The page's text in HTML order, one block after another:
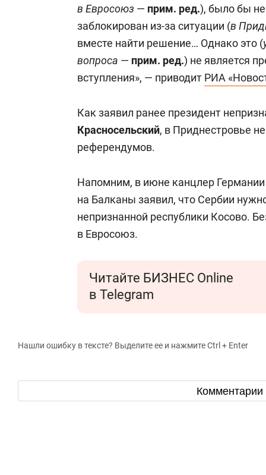
в Евросоюз — прим. ред.), было бы
заблокирован из-за ситуации (в
вместе найти решение… Однако это (
вопроса — прим. ред.) не является
вступления», — приводит РИА
Как заявил ранее президент
Красносельский, в Приднестровье
референдумов.
Напомним, в июне канцлер
на Балканы заявил, что Сербии
непризнанной республики Косово.
в Евросоюз.
Читайте БИЗНЕС Online
в Telegram
Нашли ошибку в тексте? Выделите ее и нажмите Ctrl + Enter
Комментарии
ЖК «Заря»
когда
свою
стрессом»